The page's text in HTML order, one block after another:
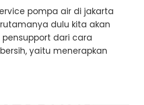
pompa air di jakarta
dulu kita akan
dari cara
yaitu menerapkan